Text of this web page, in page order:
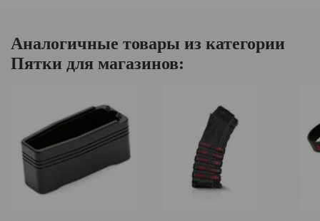
Аналогичные товары из категории
Пятки для магазинов: